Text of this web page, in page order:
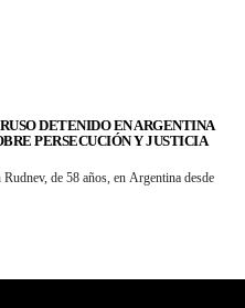
DETENIDO EN ARGENTINA
PERSECUCIÓN Y JUSTICIA
de 58 años, en Argentina desde